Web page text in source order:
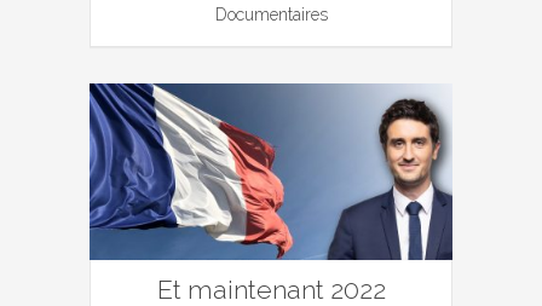
Documentaires
Et maintenant 2022